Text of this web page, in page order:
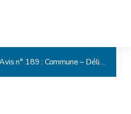
CADA – Avis n° 189 : Commune – Délibérations relatives à l'attribution de marchés publics – Communication en cours de procédure – Perte d'objet